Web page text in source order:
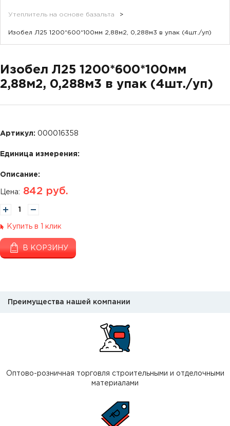
Утеплитель на основе базальта >
Изобел Л25 1200*600*100мм 2,88м2, 0,288м3 в упак (4шт./уп)
Изобел Л25 1200*600*100мм
2,88м2, 0,288м3 в упак (4шт./уп)
Артикул: 000016358
Единица измерения:
Описание:
Цена: 842 руб.
Купить в 1 клик
В КОРЗИНУ
Преимущества нашей компании
Оптово-розничная торговля строительными и отделочными
материалами